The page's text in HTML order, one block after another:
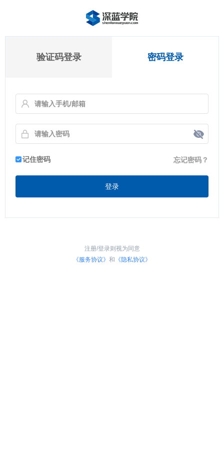
验证码登录 密码登录
忘记密码？
记住密码
登录
注册/登录则视为同意
《服务协议》 和 《隐私协议》